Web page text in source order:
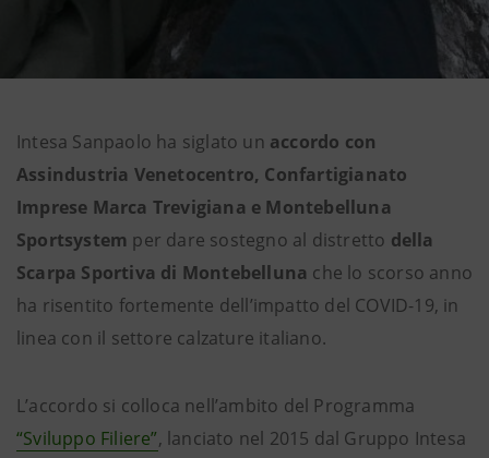
Intesa Sanpaolo ha siglato un accordo con
Assindustria Venetocentro, Confartigianato
Imprese Marca Trevigiana e Montebelluna
Sportsystem per dare sostegno al distretto della
Scarpa Sportiva di Montebelluna che lo scorso anno
ha risentito fortemente dell’impatto del COVID-19, in
linea con il settore calzature italiano.
L’accordo si colloca nell’ambito del Programma
“Sviluppo Filiere”, lanciato nel 2015 dal Gruppo Intesa